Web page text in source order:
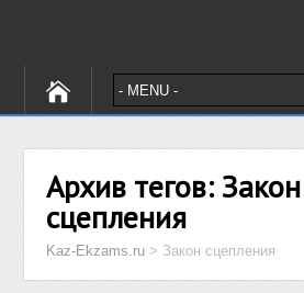
Архив тегов:Закон
сцепления
Kaz-Ekzams.ru > Закон сцепления